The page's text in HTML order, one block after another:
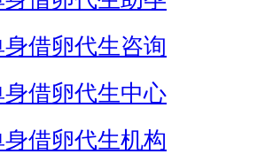
身借卵代生咨询
身借卵代生中心
身借卵代生机构